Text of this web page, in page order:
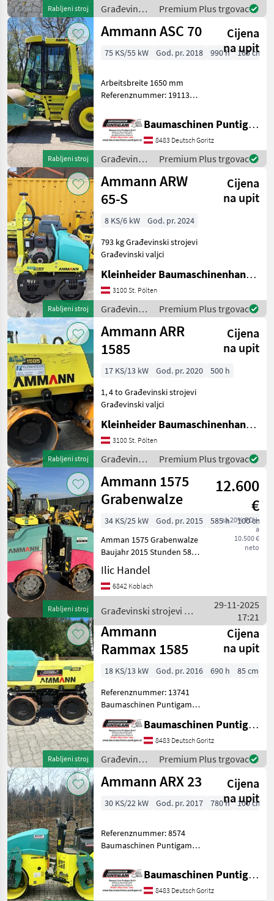
ARX
23
ARX
26
MARKETPLACE
Marketplace
Ponude
trgovaca
Mali
oglasi
Rabljeni stroj
Baumaschinen Besuchen
Sie unsere Ba
Građevinski
strojevi /
Ammann
Premium Plus trgovac
Rabljeni stroj
Ammann ASC 70
Cijena
na upit
75 KS/55 kW God. pr. 2018 990 h 165 cm
Arbeitsbreite 1650 mm
Referenznummer: 19113
GmbH Unser Spezialgebiet:
Ankauf - Verkauf -
Vermietung von
Baumaschinen Besuchen
Sie unsere Ba
Baumaschinen Puntigam GmbH
8483 Deutsch Goritz
Građevinski
strojevi /
Ammann
Premium Plus trgovac
Rabljeni stroj
Ammann ARW
65-S
Cijena
na upit
8 KS/6 kW
God. pr. 2024
793 kg Građevinski strojevi
Građevinski valjci
Kleinheider Baumaschinenhandel GmbH.
3100 St. Pölten
Građevinski
strojevi /
Ammann
Premium Plus trgovac
Rabljeni stroj
Ammann ARR
1585
Cijena
na upit
17 KS/13 kW God. pr. 2020
500 h
1, 4 to Građevinski strojevi
Građevinski valjci
Kleinheider Baumaschinenhandel GmbH.
3100 St. Pölten
Građevinski
strojevi /
Ammann
Premium Plus trgovac
Rabljeni stroj
Ammann 1575
Grabenwalze
12.600
€
sa 20% PDV-
a
10.500 €
neto
34 KS/25 kW God. pr. 2015 585 h
100 cm
Amman 1575 Grabenwalze
Baujahr 2015 Stunden 585
Guter Zustand Sofort
einsatbereit Arbeitszeit von
Mo bis Fr 07:30-12:00 13:00-
Ilic Handel
6842 Koblach
Građevinski strojevi /
Ammann
29-11-2025
17:21
Rabljeni stroj
Ammann
Rammax 1585
Cijena
na upit
18 KS/13 kW God. pr. 2016 690 h
85 cm
Referenznummer: 13741
Baumaschinen Puntigam
Ankauf - Verkauf -
Vermietung von
Baumaschinen Besuchen
Sie unsere
Baumaschinenangebote au
Baumaschinen Puntigam GmbH
8483 Deutsch Goritz
Građevinski
strojevi /
Ammann
Premium Plus trgovac
Ammann ARX 23
Cijena
na upit
30 KS/22 kW God. pr. 2017 780 h 100 cm
Referenznummer: 8574
Baumaschinen Puntigam
Ankauf - Verkauf -
Vermietung von
Baumaschinen Besuchen
Baumaschinen Puntigam GmbH
8483 Deutsch Goritz